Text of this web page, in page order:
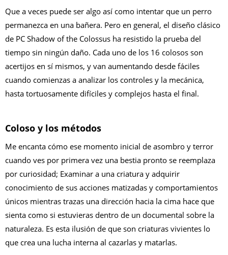
Que a veces puede ser algo así como intentar que un perro
permanezca en una bañera. Pero en general, el diseño clásico
de PC Shadow of the Colossus ha resistido la prueba del
tiempo sin ningún daño. Cada uno de los 16 colosos son
acertijos en sí mismos, y van aumentando desde fáciles
cuando comienzas a analizar los controles y la mecánica,
hasta tortuosamente difíciles y complejos hasta el final.
Coloso y los métodos
Me encanta cómo ese momento inicial de asombro y terror
cuando ves por primera vez una bestia pronto se reemplaza
por curiosidad; Examinar a una criatura y adquirir
conocimiento de sus acciones matizadas y comportamientos
únicos mientras trazas una dirección hacia la cima hace que
sienta como si estuvieras dentro de un documental sobre la
naturaleza. Es esta ilusión de que son criaturas vivientes lo
que crea una lucha interna al cazarlas y matarlas.